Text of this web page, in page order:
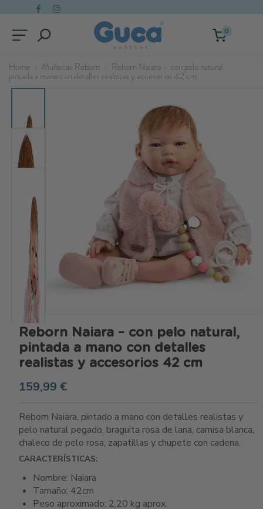
0
Home Muñecas Reborn Reborn Naiara – con pelo natural,
pintada a mano con detalles realistas y accesorios 42 cm
Reborn Naiara – con pelo natural,
pintada a mano con detalles
realistas y accesorios 42 cm
159,99 €
Reborn Naiara, pintado a mano con detalles realistas y
pelo natural pegado, braguita rosa de lana, camisa blanca,
chaleco de pelo rosa, zapatillas y chupete con cadena.
CARACTERÍSTICAS:
Nombre: Naiara
Tamaño: 42cm
Peso aproximado: 2,20 kg aprox.